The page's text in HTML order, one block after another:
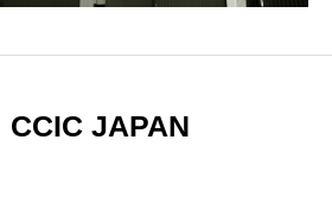
CCIC JAPAN